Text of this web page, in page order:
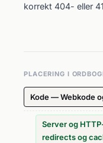
korrekt 404- eller
PLACERING I
Kode — Webkode
Server og
redirects og